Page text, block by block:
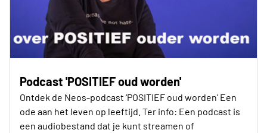
Podcast 'POSITIEF oud worden'
Ontdek de Neos-podcast ‘POSITIEF oud worden’ Een
ode aan het leven op leeftijd. Ter info: Een podcast is
een audiobestand dat je kunt streamen of